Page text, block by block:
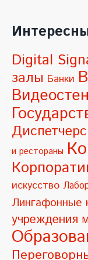
l
t
e
r
n
a
t
i
v
e
:
Digital
залы Банки
и рестораны
искусство
Лингафонные
учреждения